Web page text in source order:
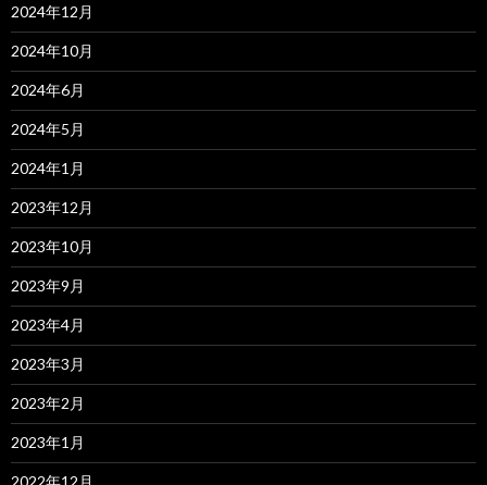
2024年12月
2024年10月
2024年6月
2024年5月
2024年1月
2023年12月
2023年10月
2023年9月
2023年4月
2023年3月
2023年2月
2023年1月
2022年12月